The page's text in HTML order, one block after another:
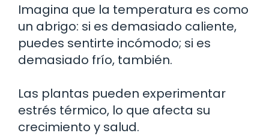
Imagina que la temperatura es como
un abrigo: si es demasiado caliente,
puedes sentirte incómodo; si es
demasiado frío, también.
Las plantas pueden experimentar
estrés térmico, lo que afecta su
crecimiento y salud.